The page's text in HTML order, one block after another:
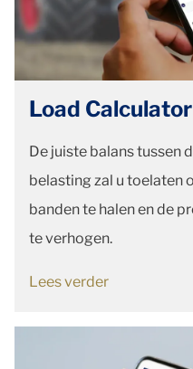
Load Calculator
De juiste balans tussen
belasting zal u toelaten
banden te halen en de
te verhogen.
Lees verder